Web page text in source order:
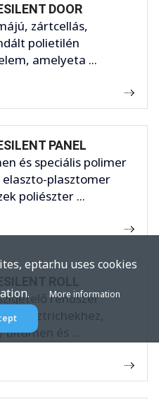
DOOR
zártcellás,
polietilén
amelyeta ...
PANEL
és speciális polimer
elaszto-plasztomer
poliészter ...
rendszer
esztrichekhez,
és ...
eptar.hu uses cookies
More information